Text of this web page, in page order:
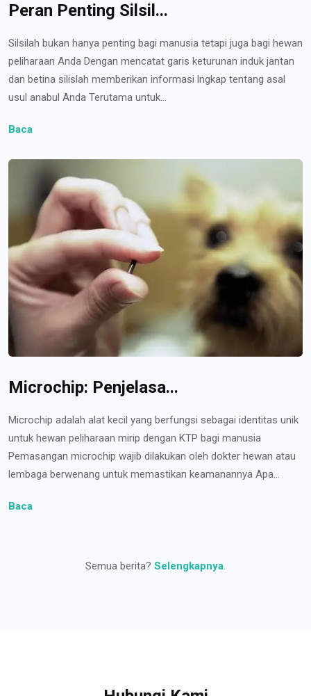
Peran Penting Silsil...
Silsilah bukan hanya penting bagi manusia tetapi juga bagi hewan
peliharaan Anda Dengan mencatat garis keturunan induk jantan
dan betina silislah memberikan informasi lngkap tentang asal
usul anabul Anda Terutama untuk...
Baca
Microchip: Penjelasa...
Microchip adalah alat kecil yang berfungsi sebagai identitas unik
untuk hewan peliharaan mirip dengan KTP bagi manusia
Pemasangan microchip wajib dilakukan oleh dokter hewan atau
lembaga berwenang untuk memastikan keamanannya Apa...
Baca
Semua berita? Selengkapnya.